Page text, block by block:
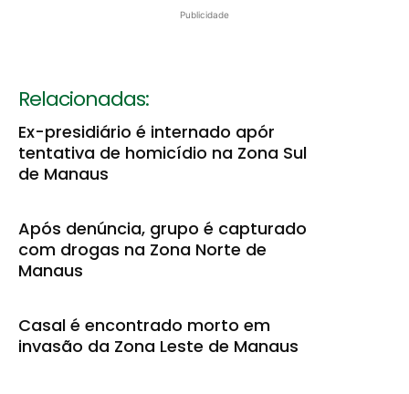
Publicidade
Relacionadas:
Ex-presidiário é internado apór
tentativa de homicídio na Zona Sul
de Manaus
Após denúncia, grupo é capturado
com drogas na Zona Norte de
Manaus
Casal é encontrado morto em
invasão da Zona Leste de Manaus